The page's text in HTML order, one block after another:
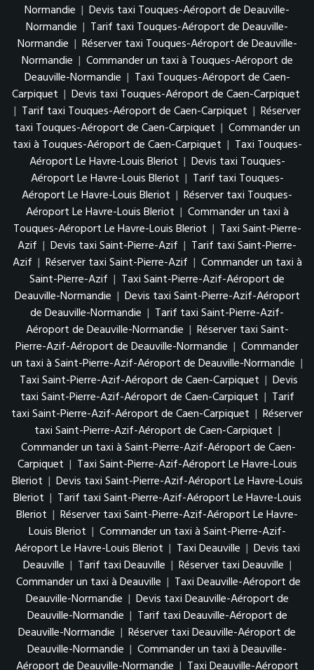
Normandie | Devis taxi Touques-Aéroport de Deauville-
Normandie | Tarif taxi Touques-Aéroport de Deauville-
Normandie | Réserver taxi Touques-Aéroport de Deauville-
Normandie | Commander un taxi à Touques-Aéroport de
Deauville-Normandie | Taxi Touques-Aéroport de Caen-
Carpiquet | Devis taxi Touques-Aéroport de Caen-Carpiquet
| Tarif taxi Touques-Aéroport de Caen-Carpiquet | Réserver
taxi Touques-Aéroport de Caen-Carpiquet | Commander un
taxi à Touques-Aéroport de Caen-Carpiquet | Taxi Touques-
Aéroport Le Havre-Louis Bleriot | Devis taxi Touques-
Aéroport Le Havre-Louis Bleriot | Tarif taxi Touques-
Aéroport Le Havre-Louis Bleriot | Réserver taxi Touques-
Aéroport Le Havre-Louis Bleriot | Commander un taxi à
Touques-Aéroport Le Havre-Louis Bleriot | Taxi Saint-Pierre-
Azif | Devis taxi Saint-Pierre-Azif | Tarif taxi Saint-Pierre-
Azif | Réserver taxi Saint-Pierre-Azif | Commander un taxi à
Saint-Pierre-Azif | Taxi Saint-Pierre-Azif-Aéroport de
Deauville-Normandie | Devis taxi Saint-Pierre-Azif-Aéroport
de Deauville-Normandie | Tarif taxi Saint-Pierre-Azif-
Aéroport de Deauville-Normandie | Réserver taxi Saint-
Pierre-Azif-Aéroport de Deauville-Normandie | Commander
un taxi à Saint-Pierre-Azif-Aéroport de Deauville-Normandie |
Taxi Saint-Pierre-Azif-Aéroport de Caen-Carpiquet | Devis
taxi Saint-Pierre-Azif-Aéroport de Caen-Carpiquet | Tarif
taxi Saint-Pierre-Azif-Aéroport de Caen-Carpiquet | Réserver
taxi Saint-Pierre-Azif-Aéroport de Caen-Carpiquet |
Commander un taxi à Saint-Pierre-Azif-Aéroport de Caen-
Carpiquet | Taxi Saint-Pierre-Azif-Aéroport Le Havre-Louis
Bleriot | Devis taxi Saint-Pierre-Azif-Aéroport Le Havre-Louis
Bleriot | Tarif taxi Saint-Pierre-Azif-Aéroport Le Havre-Louis
Bleriot | Réserver taxi Saint-Pierre-Azif-Aéroport Le Havre-
Louis Bleriot | Commander un taxi à Saint-Pierre-Azif-
Aéroport Le Havre-Louis Bleriot | Taxi Deauville | Devis taxi
Deauville | Tarif taxi Deauville | Réserver taxi Deauville |
Commander un taxi à Deauville | Taxi Deauville-Aéroport de
Deauville-Normandie | Devis taxi Deauville-Aéroport de
Deauville-Normandie | Tarif taxi Deauville-Aéroport de
Deauville-Normandie | Réserver taxi Deauville-Aéroport de
Deauville-Normandie | Commander un taxi à Deauville-
Aéroport de Deauville-Normandie | Taxi Deauville-Aéroport